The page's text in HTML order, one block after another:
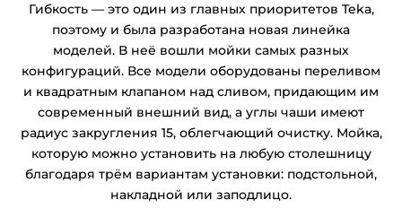
Гибкость — это один из главных приоритетов Teka,
поэтому и была разработана новая линейка
моделей. В неё вошли мойки самых разных
конфигураций. Все модели оборудованы переливом
и квадратным клапаном над сливом, придающим им
современный внешний вид, а углы чаши имеют
радиус закругления 15, облегчающий очистку. Мойка,
которую можно установить на любую столешницу
благодаря трём вариантам установки: подстольной,
накладной или заподлицо.